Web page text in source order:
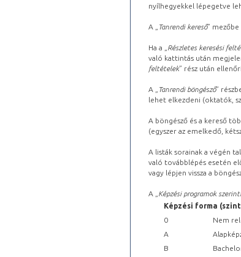
nyílhegyekkel lépegetve
A „ Tanrendi kereső”
Ha a „ Részletes keresési
való kattintás után
feltételek” rész után
A „ Tanrendi böngésző”
lehet elkezdeni (oktatók,
A böngésző és a kereső
(egyszer az emelkedő,
A listák sorainak a végén
való továbblépés esetén
vagy lépjen vissza a
A „ Képzési programok
Képzési forma
0
Nem
A
B